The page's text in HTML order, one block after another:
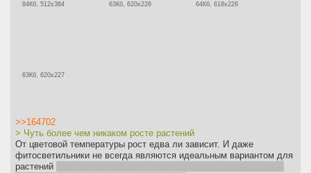
84Кб, 512x384 63Кб, 620x226 64Кб, 618x226
63Кб, 620x227
>>164702
> Чуть более чем никаком росте растений
От цветовой температуры рост едва ли зависит. И даже
фитосветильники не всегда являются идеальным вариантом для
растений